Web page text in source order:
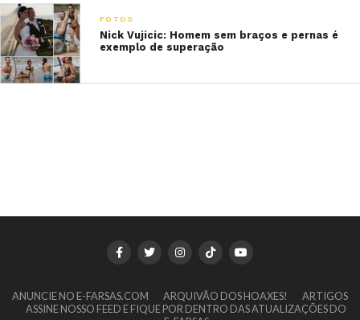
FOTOS
Nick Vujicic: Homem sem braços e pernas é
exemplo de superação
ANUNCIE NO E-FARSAS.COM ARQUIVÃO DOS HOAXES!
ARTIGOS
ASSINE NOSSO FEED E FIQUE POR DENTRO DAS ATUALIZAÇÕES DO